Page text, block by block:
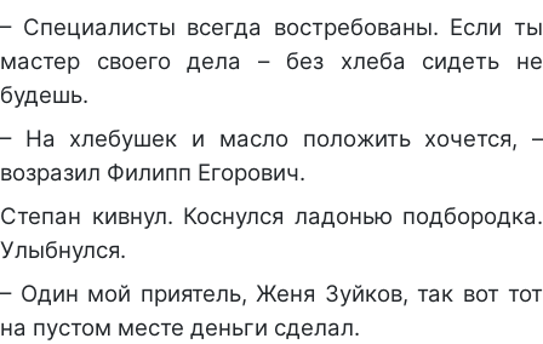
– Специалисты всегда востребованы. Если ты
мастер своего дела – без хлеба сидеть не
будешь.
– На хлебушек и масло положить хочется, –
возразил Филипп Егорович.
Степан кивнул. Коснулся ладонью подбородка.
Улыбнулся.
– Один мой приятель, Женя Зуйков, так вот тот
на пустом месте деньги сделал.